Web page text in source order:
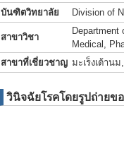
บันฑิตวิทยาลัย
Division of
สาขาวิชา
Department
Medical,
สาขาที่เชี่ยวชาญ มะเร็งเต้าน
วินิจฉัยโรคโดยรูปถ่ายขอ